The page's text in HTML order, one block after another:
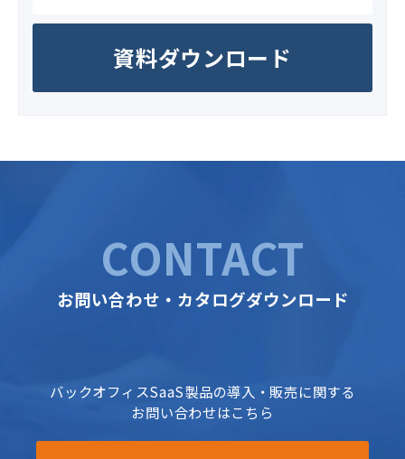
資料ダウンロード
CONTACT
お問い合わせ・カタログダウンロード
バックオフィスSaaS製品の導入・販売に関する
お問い合わせはこちら